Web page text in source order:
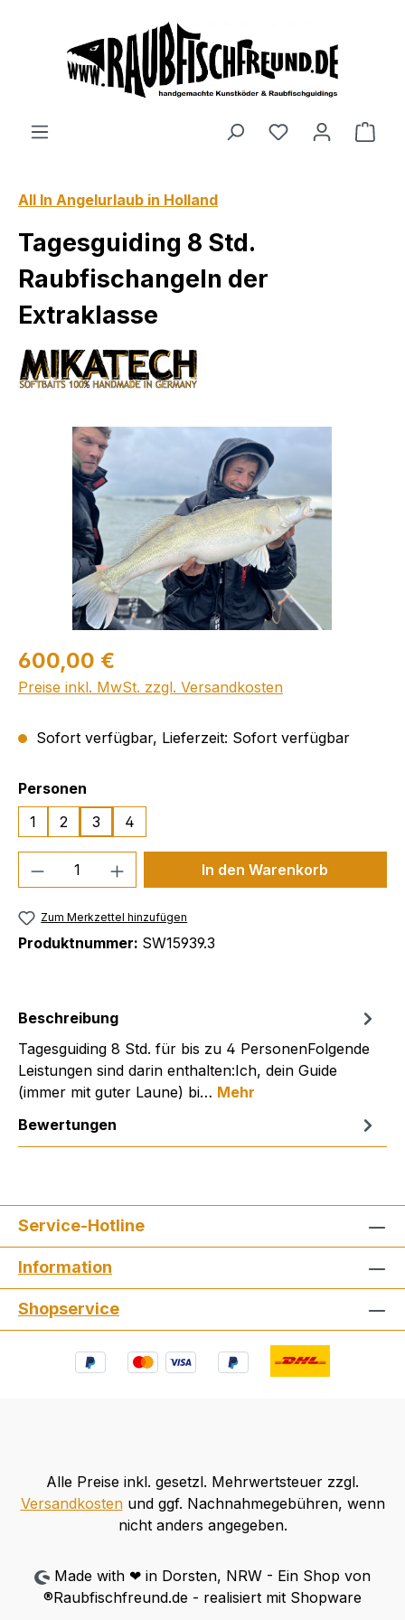
All In Angelurlaub in Holland
Tagesguiding 8 Std.
Raubfischangeln der
Extraklasse
Bildergalerie überspringen
600,00 €
Preise inkl. MwSt. zzgl. Versandkosten
Sofort verfügbar, Lieferzeit: Sofort verfügbar
Personen
1
2 3 4
Produkt Anzahl: Gib denIn den Warenkorb
Zum Merkzettel hinzufügen
Produktnummer: SW15939.3
Beschreibung
Tagesguiding 8 Std. für bis zu 4 PersonenFolgende
Leistungen sind darin enthalten:Ich, dein Guide
(immer mit guter Laune) bi… Mehr
Bewertungen
Service-Hotline
Information
Shopservice
Alle Preise inkl. gesetzl. Mehrwertsteuer zzgl.
Versandkostenund ggf. Nachnahmegebühren, wenn
nicht anders angegeben.
Made with ❤ in Dorsten, NRW - Ein Shop von
®Raubfischfreund.de - realisiert mit Shopware